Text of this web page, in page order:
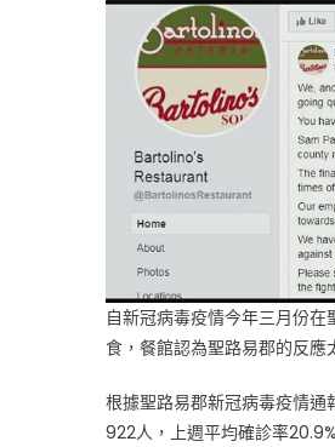
自新冠病毒疫情今年三月份
食，餐館認為聖路易郡的反應
根據聖路易郡新冠病毒疫情
922人，上週平均確診率